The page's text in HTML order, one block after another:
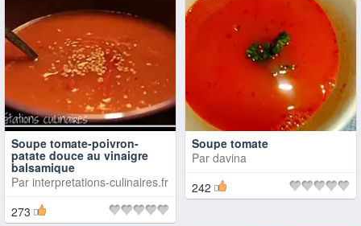
Soupe tomate-poivron-
patate douce au vinaigre
balsamique
Par interpretations-culinaires.fr
273
Soupe tomate
Par davina
242